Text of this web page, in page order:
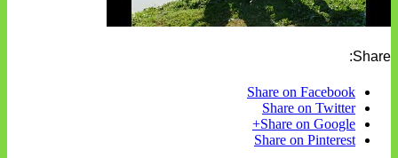
Share:
Share on Facebook
Share on Twitter
Share on Google+
Share on Pinterest